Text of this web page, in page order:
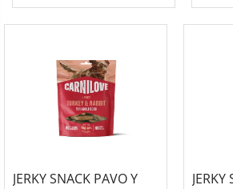
PARA PERRO
CARNILOVE
JERKY SNACK PAVO Y